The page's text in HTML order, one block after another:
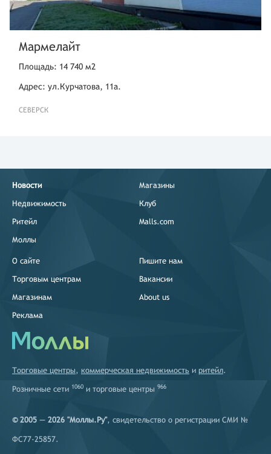
Мармелайт
Площадь: 14 740 м2
Адрес: ул.Курчатова, 11а.
СЕВЕРСК
Новости
Недвижимость
Ритейл
Моллы
Магазины
Клуб
Malls.com
О сайте
Торговым центрам
Магазинам
Реклама
Пишите нам
Вакансии
About us
Торговые центры, коммерческая недвижимость и ритейл.
Розничные сети 1060 и торговые центры 966
© 2005 — 2026 "Моллы.Ру", свидетельство о регистрации СМИ №
ФС77-25857.